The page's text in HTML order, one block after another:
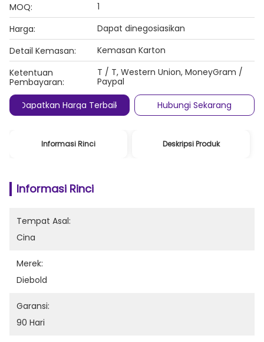
MOQ:
1
Harga:
Dapat dinegosiasikan
Detail Kemasan:
Kemasan Karton
Ketentuan
Pembayaran:
T / T, Western Union, MoneyGram /
Paypal
Dapatkan Harga Terbaik
Hubungi Sekarang
Informasi Rinci Deskripsi Produk
Informasi Rinci
Tempat Asal:
Cina
Merek:
Diebold
Garansi:
90 Hari